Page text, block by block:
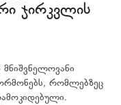
ჯირკვლის
რომლებზეც